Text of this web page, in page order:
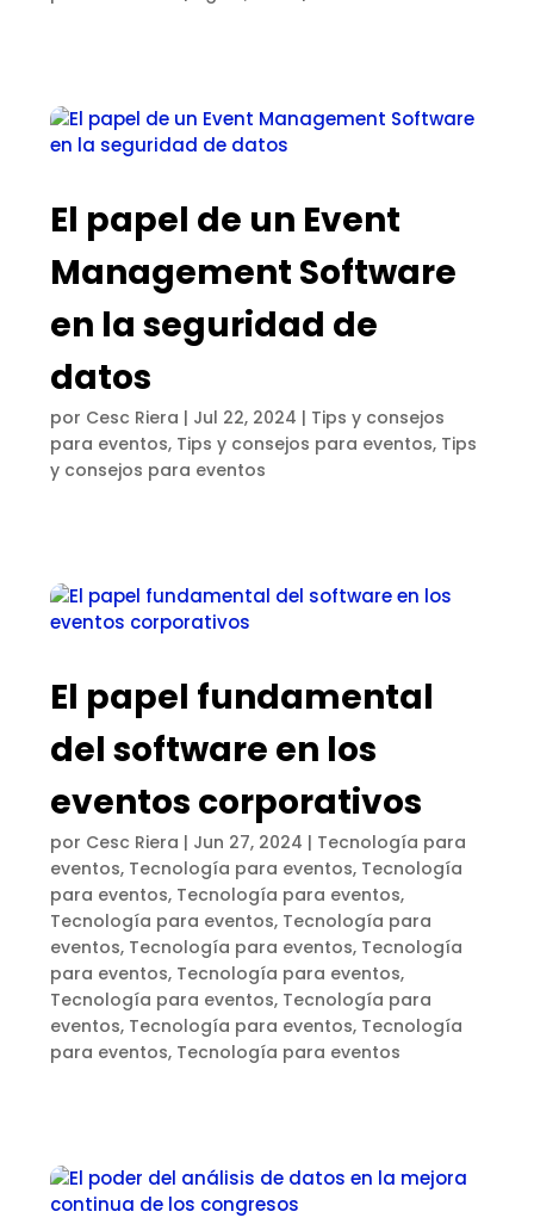
El papel de un Event
Management Software
en la seguridad de
datos
por Cesc Riera | Jul 22, 2024 | Tips y consejos
para eventos, Tips y consejos para eventos, Tips
y consejos para eventos
El papel fundamental
del software en los
eventos corporativos
por Cesc Riera | Jun 27, 2024 | Tecnología para
eventos, Tecnología para eventos, Tecnología
para eventos, Tecnología para eventos,
Tecnología para eventos, Tecnología para
eventos, Tecnología para eventos, Tecnología
para eventos, Tecnología para eventos,
Tecnología para eventos, Tecnología para
eventos, Tecnología para eventos, Tecnología
para eventos, Tecnología para eventos